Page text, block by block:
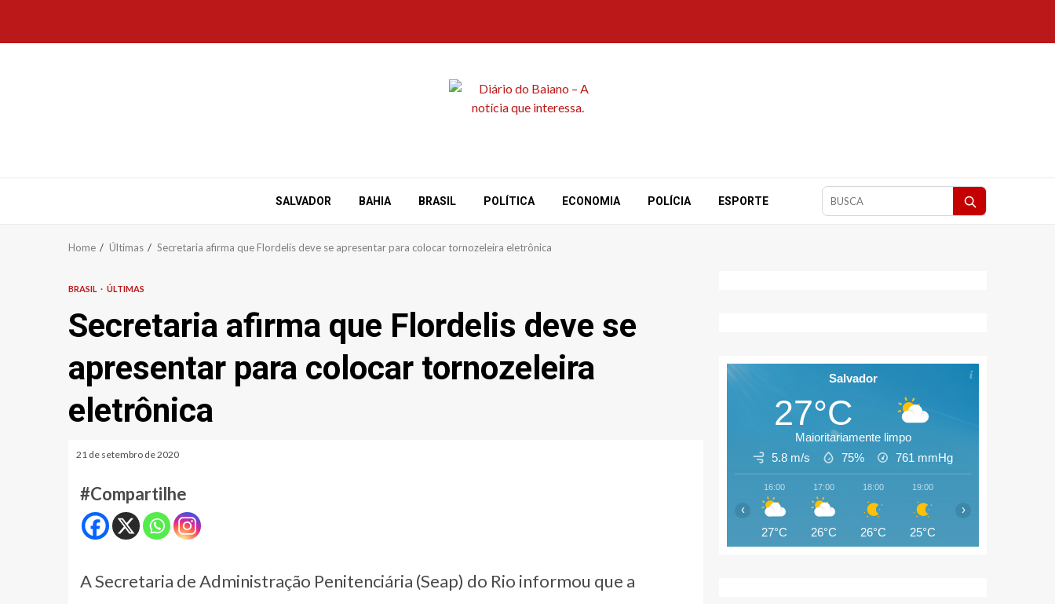
content
SALVADOR BAHIA BRASIL POLÍTICA ECONOMIA POLÍCIA ESPORTE
Pesquisar
Home Últimas Secretaria afirma que Flordelis deve se apresentar para colocar tornozeleira eletrônica
BRASIL ÚLTIMAS
Secretaria afirma que Flordelis deve se
apresentar para colocar tornozeleira
eletrônica
21 de setembro de 2020
#Compartilhe
A Secretaria de Administração Penitenciária (Seap) do Rio informou que a
Salvador
27°C
Maioritariamente limpo
5.8 m/s
75% 761 mmHg
16:00
27°C
17:00
26°C
18:00
26°C
19:00
25°C
‹ ›